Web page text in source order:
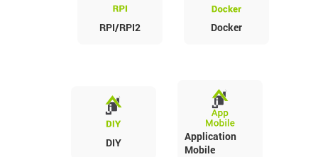
RPI/RPI2 Docker
DIY
Application
Mobile